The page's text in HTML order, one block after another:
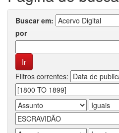
Buscar em:
por
Filtros correntes: